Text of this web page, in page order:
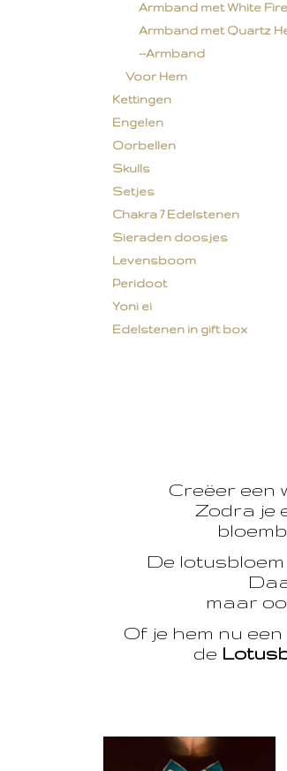
Armband met White Fire
Armband met Quartz
--Armband
Voor Hem
Kettingen
Engelen
Oorbellen
Skulls
Setjes
Chakra 7 Edelstenen
Sieraden doosjes
Levensboom
Peridoot
Yoni ei
Edelstenen in gift box
Creëer een
Zodra je
De
maar
Of je hem nu
de